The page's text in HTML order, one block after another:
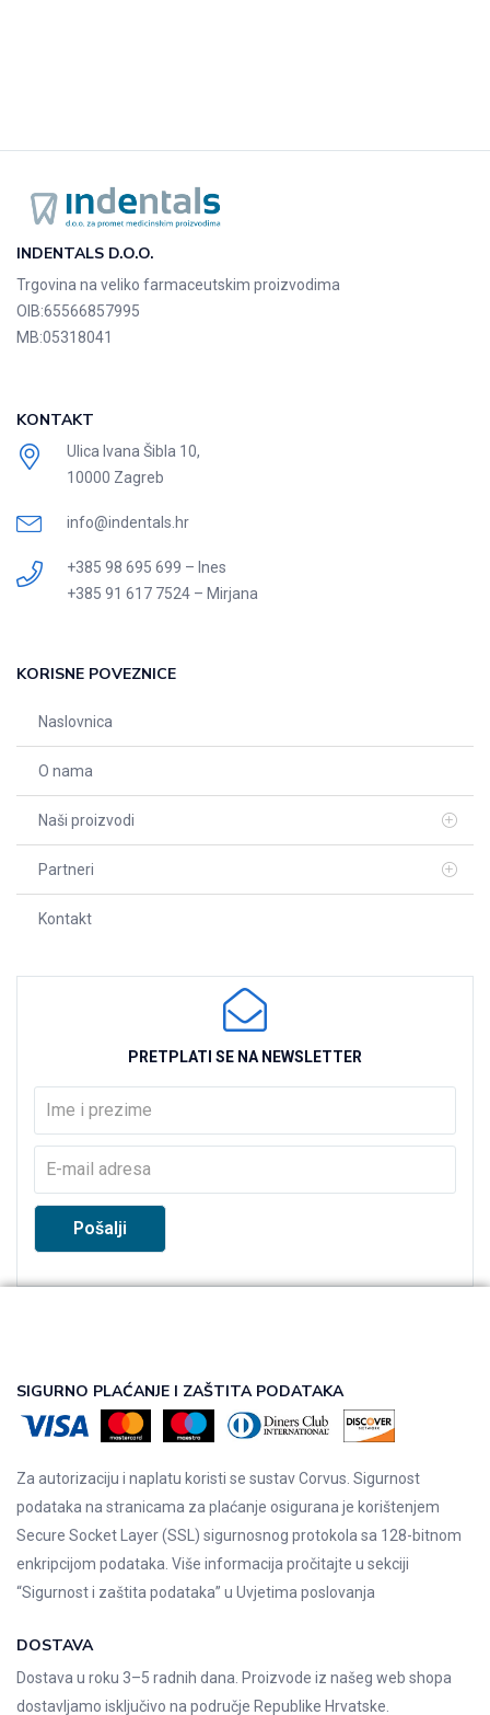
INDENTALS D.O.O.
Trgovina na veliko farmaceutskim proizvodima
OIB:65566857995
MB:05318041
KONTAKT
Ulica Ivana Šibla 10,
10000 Zagreb
info@indentals.hr
+385 98 695 699 – Ines
+385 91 617 7524 – Mirjana
KORISNE POVEZNICE
Naslovnica
O nama
Naši proizvodi
Partneri
Kontakt
PRETPLATI SE NA NEWSLETTER
SIGURNO PLAĆANJE I ZAŠTITA PODATAKA
Za autorizaciju i naplatu koristi se sustav Corvus. Sigurnost
podataka na stranicama za plaćanje osigurana je korištenjem
Secure Socket Layer (SSL) sigurnosnog protokola sa 128-bitnom
enkripcijom podataka. Više informacija pročitajte u sekciji
“Sigurnost i zaštita podataka” u Uvjetima poslovanja
DOSTAVA
Dostava u roku 3–5 radnih dana. Proizvode iz našeg web shopa
dostavljamo isključivo na područje Republike Hrvatske.